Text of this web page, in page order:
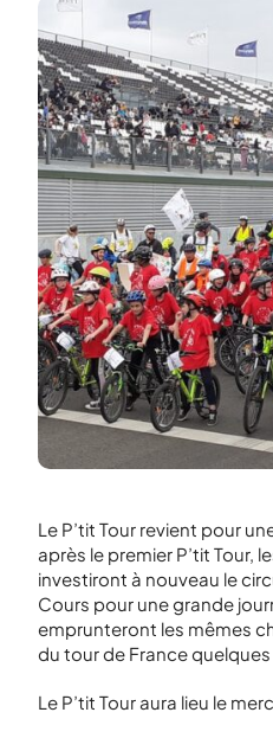
Le P’tit Tour revient pour
après le premier P’tit Tour,
investiront à nouveau le
Cours pour une grande
emprunteront les mêmes
du tour de France
Le P’tit Tour aura lieu le